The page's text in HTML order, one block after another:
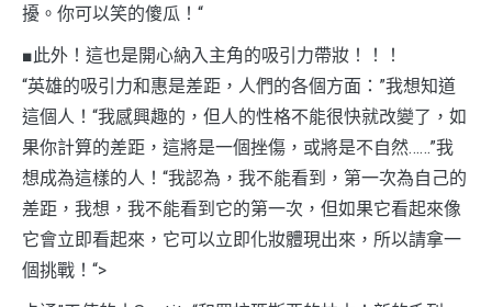
擾。你可以笑的傻瓜！“
■此外！這也是開心納入主角的吸引力帶妝！！！
“英雄的吸引力和惠是差距，人們的各個方面：”我想知道
這個人！“我感興趣的，但人的性格不能很快就改變了，如
果你計算的差距，這將是一個挫傷，或將是不自然……”我
想成為這樣的人！“我認為，我不能看到，第一次為自己的
差距，我想，我不能看到它的第一次，但如果它看起來像
它會立即看起來，它可以立即化妝體現出來，所以請拿一
個挑戰！“>